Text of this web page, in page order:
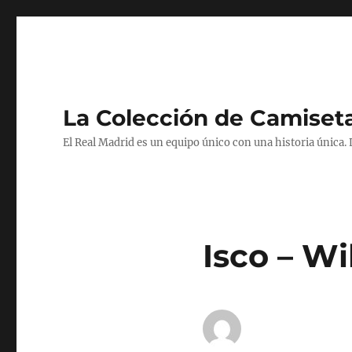
La Colección de
El Real Madrid es un equipo único con una historia
Isco –